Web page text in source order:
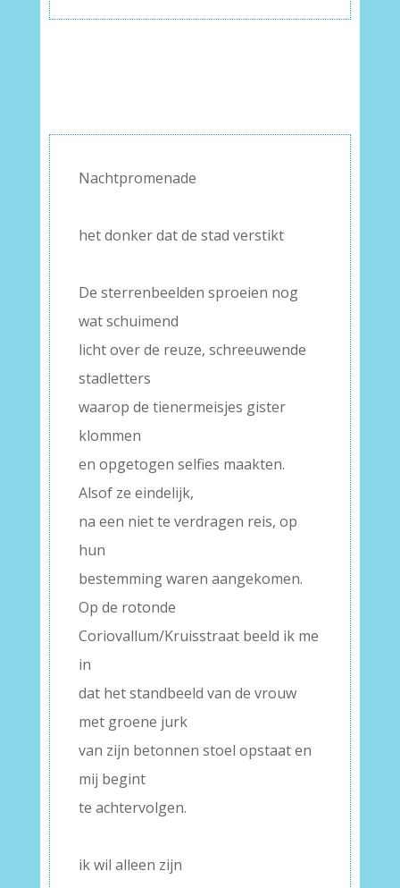
Nachtpromenade
het donker dat de stad verstikt
De sterrenbeelden sproeien nog
wat schuimend
licht over de reuze, schreeuwende
stadletters
waarop de tienermeisjes gister
klommen
en opgetogen selfies maakten.
Alsof ze eindelijk,
na een niet te verdragen reis, op
hun
bestemming waren aangekomen.
Op de rotonde
Coriovallum/Kruisstraat beeld ik me
in
dat het standbeeld van de vrouw
met groene jurk
van zijn betonnen stoel opstaat en
mij begint
te achtervolgen.
ik wil alleen zijn